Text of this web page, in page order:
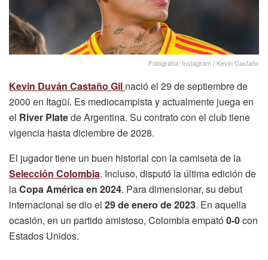
Fotografía: Instagram / Kevin Castaño
Kevin Duván Castaño Gil nació el 29 de septiembre de
2000 en Itagüí. Es mediocampista y actualmente juega en
el River Platede Argentina. Su contrato con el club tiene
vigencia hasta diciembre de 2028.
El jugador tiene un buen historial con la camiseta de la
Selección Colombia. Incluso, disputó la última edición de
laCopa América en 2024. Para dimensionar, su debut
internacional se dio el 29 de enero de 2023. En aquella
ocasión, en un partido amistoso, Colombia empató0-0con
Estados Unidos.